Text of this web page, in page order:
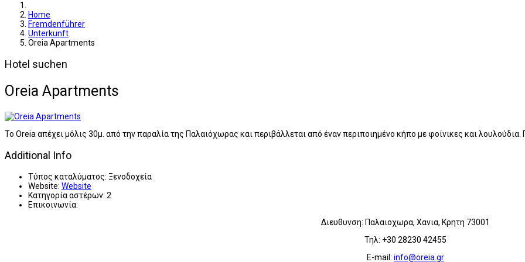
Home
Fremdenführer
Unterkunft
Oreia Apartments
Hotel suchen
Oreia Apartments
Το Oreia απέχει μόλις 30μ. από την παραλία της Παλαιόχωρας και περιβάλλεται από έναν περιποιημένο κήπο με φοίνικες και
Additional Info
Τύπος καταλύματος: Ξενοδοχεία
Website: Website
Κατηγορία αστέρων: 2
Επικοινωνία:
Διευθυνση: Παλαιοχωρα, Χανια, Κρητη 73001
Τηλ: +30 28230 42455
E-mail: info@oreia.gr